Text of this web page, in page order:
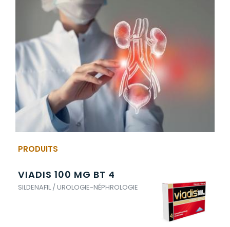
PRODUITS
VIADIS 100 MG BT 4
SILDENAFIL / UROLOGIE-NÉPHROLOGIE